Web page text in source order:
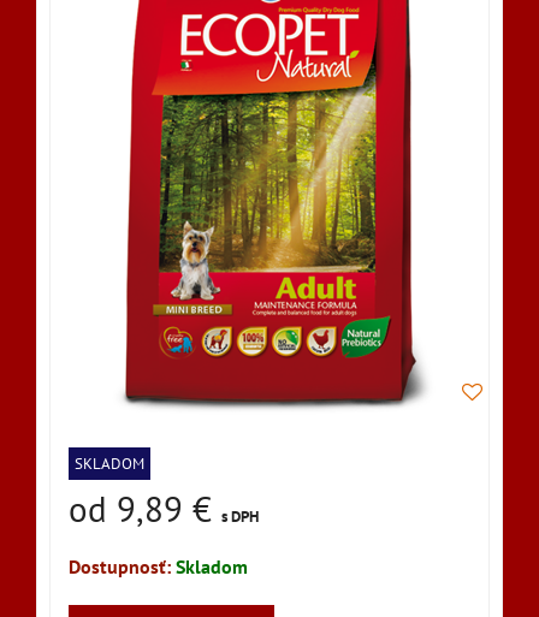
SKLADOM
od 9,89 € s DPH
Dostupnosť: Skladom